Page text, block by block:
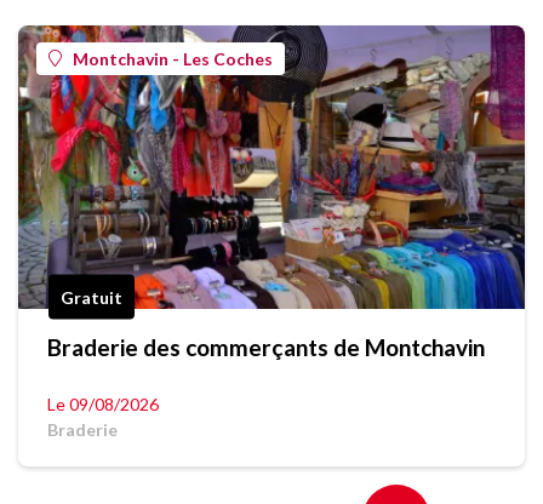
Montchavin - Les Coches
Gratuit
Braderie des commerçants de Montchavin
Le 09/08/2026
Braderie